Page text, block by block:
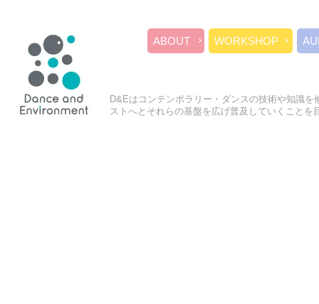
ABOUT WORKSHOP
D&Eはコンテンポラリー・ダンスの技術や知識
ストへとそれらの基盤を広げ普及していくことを